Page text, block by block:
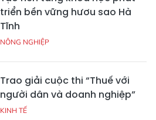
triển bền vững hươu sao Hà
Tĩnh
NÔNG NGHIỆP
Trao giải cuộc thi “Thuế với
người dân và doanh nghiệp”
KINH TẾ